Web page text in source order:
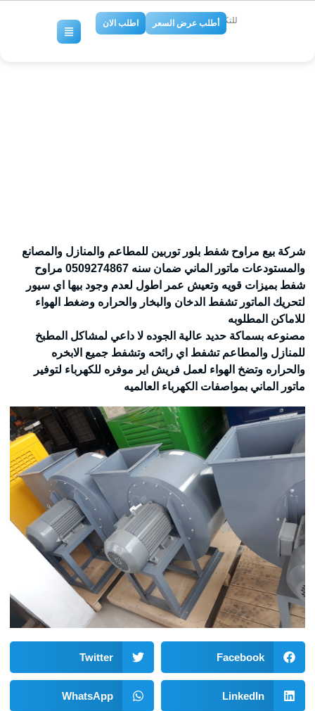
للتكييف والتبريد
أطلب عرض السعر اطلب الان
شركة بيع مراوح شفط بلور توربين للمطاعم والمنازل والمصانع
والمستودعات ماتور الماني ضمان سنه 0509274867 مراوح
شفط بميزات قويه وتعيش عمر اطول لعدم وجود بيها اي سيور
لتحريك الماتور تشفط الدخان والبخار والحراره وضغط الهواء
للاماكن المطلوبه
مصنوعه بسماكة حديد عالية الجوده لا داعي لمشاكل المطبخ
للمنازل والمطاعم تشفط اي رائحه وتشفط جميع الابخره
والحراره وتضخ الهواء لعمل فريش اير موفره للكهرباء لتوفير
ماتور الماني بمواصفات الكهرباء العالميه
Facebook
Twitter
LinkedIn
WhatsApp